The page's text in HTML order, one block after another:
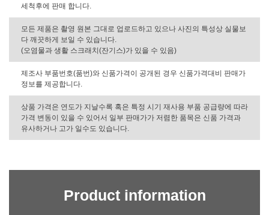
세척후에 판매 합니다.
모든 제품은 촬영 원본 그대로 업로드하고 있으나 사진의 특성상 실물보
다 깨끗하게 보일 수 있습니다.
(오염물과 생활 스크래치(잔기스)가 있을 수 있음)
제조사 부품번호(품번)와 신품가격이 공개된 경우 신품가격대비 판매가
정보를 제공합니다.
상품 가격은 연도가 지날수록 혹은 특정 시기 재사용 부품 공급량에 따라
가격 변동이 있을 수 있어서 일부 판매가가 저렴한 품목은 신품 가격과
유사하거나 고가 일수도 있습니다.
Product information